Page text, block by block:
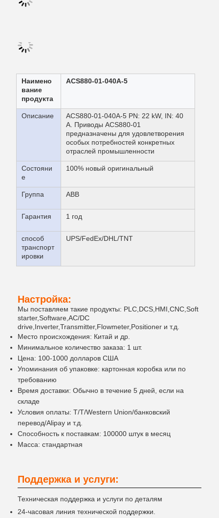
Наимено
вание
продукта
ACS880-01-040A-5
Описание
ACS880-01-040A-5 PN: 22 kW, IN: 40
A. Приводы ACS880-01
предназначены для удовлетворения
особых потребностей конкретных
отраслей промышленности
Состояни
е
100% новый оригинальный
Группа ABB
Гарантия 1 год
способ
транспорт
ировки
UPS/FedEx/DHL/TNT
Настройка:
Мы поставляем такие продукты: PLC,DCS,HMI,CNC,Soft
starter,Software,AC/DC
drive,Inverter,Transmitter,Flowmeter,Positioner и т.д.
Место происхождения: Китай и др.
Минимальное количество заказа: 1 шт.
Цена: 100-1000 долларов США
Упоминания об упаковке: картонная коробка или по
требованию
Время доставки: Обычно в течение 5 дней, если на
складе
Условия оплаты: T/T/Western Union/банковский
перевод/Alipay и т.д.
Способность к поставкам: 100000 штук в месяц
Масса: стандартная
Поддержка и услуги:
Техническая поддержка и услуги по деталям
24-часовая линия технической поддержки.